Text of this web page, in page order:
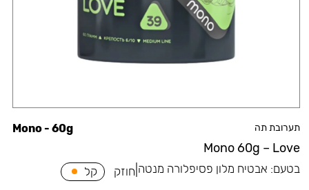
תערובת תה
Mono 60g – Love
Mono - 60g
בטעם: אבטיח מלון פסיפלורה מנטה חוזק קל